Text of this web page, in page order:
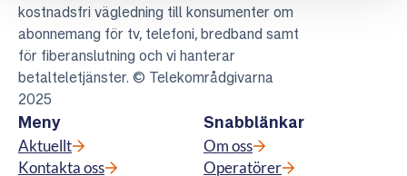
kostnadsfri vägledning till konsumenter om
abonnemang för tv, telefoni, bredband samt
för fiberanslutning och vi hanterar
betalteletjänster. © Telekområdgivarna
2025
Meny
Aktuellt
Kontakta oss
Snabblänkar
Om oss
Operatörer